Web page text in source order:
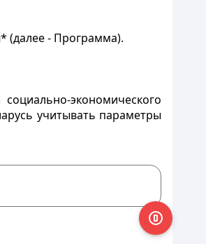
(далее - Программа).
экономического
учитывать параметры